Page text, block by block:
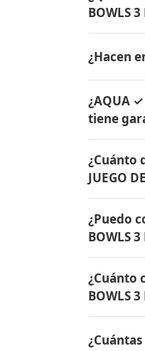
BOWLS 3
de agua
originales
¿Hacen
BOWLS 3
¿AQUA ✓
tiene
JUEGO
originales
¿Cuánto
JUEGO
de
Colombia.
¿Puedo
BOWLS
PIEZAS
¿Cuánto
BOWLS
el mismo